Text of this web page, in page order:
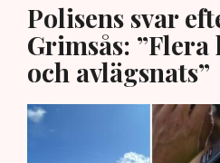
Polisens svar
Grimsås:
och avlägsnats”